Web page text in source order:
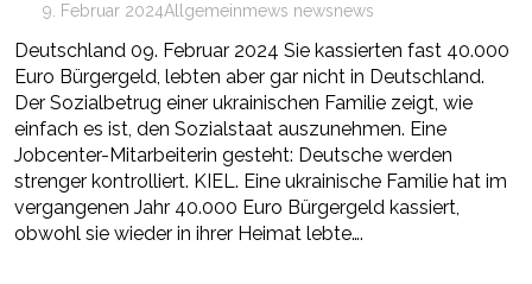
9. Februar 2024Allgemeinmews newsnews
Deutschland 09. Februar 2024 Sie kassierten fast 40.000
Euro Bürgergeld, lebten aber gar nicht in Deutschland.
Der Sozialbetrug einer ukrainischen Familie zeigt, wie
einfach es ist, den Sozialstaat auszunehmen. Eine
Jobcenter-Mitarbeiterin gesteht: Deutsche werden
strenger kontrolliert. KIEL. Eine ukrainische Familie hat im
vergangenen Jahr 40.000 Euro Bürgergeld kassiert,
obwohl sie wieder in ihrer Heimat lebte….